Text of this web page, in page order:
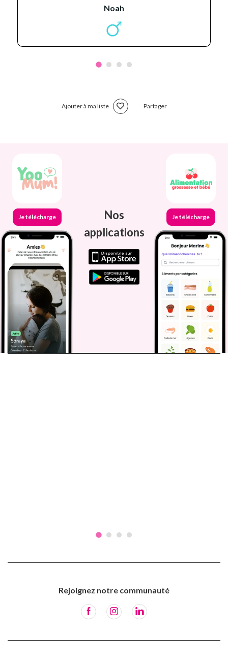
noah
Ajouter à ma liste Partager
Je télécharge
Nos
applications
Je télécharge
Rejoignez notre communauté